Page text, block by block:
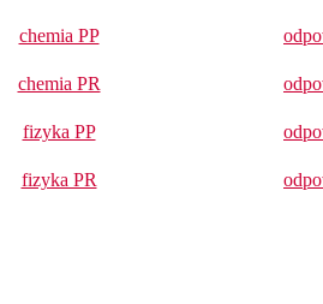
chemia PP
chemia PR
fizyka PP
fizyka PR